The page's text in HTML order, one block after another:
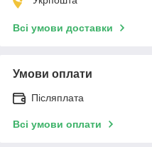
Всі умови доставки
Умови оплати
Післяплата
Всі умови оплати